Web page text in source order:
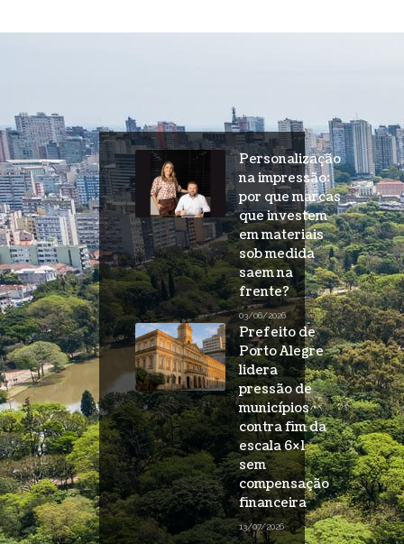
Personalização
na impressão:
por que marcas
que investem
em materiais
sob medida
saem na
frente?
03/06/2026
Prefeito de
Porto Alegre
lidera
pressão de
municípios
contra fim da
escala 6×1
sem
compensação
financeira
13/07/2026